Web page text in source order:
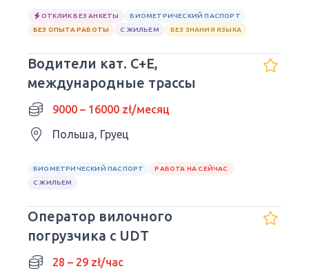
ОТКЛИК БЕЗ АНКЕТЫ
БИОМЕТРИЧЕСКИЙ ПАСПОРТ
БЕЗ ОПЫТА РАБОТЫ
С ЖИЛЬЕМ БЕЗ ЗНАНИЯ ЯЗЫКА
Водители кат. С+Е,
международные трассы
9000 – 16000 zł/месяц
Польша, Груец
БИОМЕТРИЧЕСКИЙ ПАСПОРТ
РАБОТА НА СЕЙЧАС
С ЖИЛЬЕМ
Оператор вилочного
погрузчика с UDT
28 – 29 zł/час